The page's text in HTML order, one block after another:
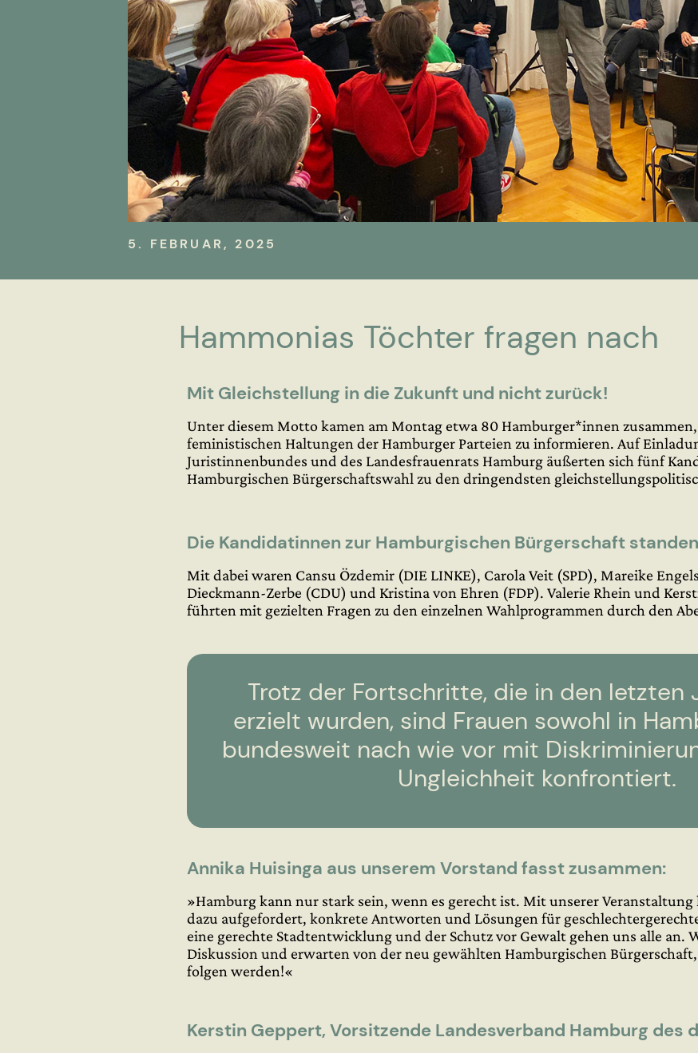
5. FEBRUAR, 2025
Hammonias Töchter fragen nach
Mit Gleichstellung in die Zukunft und nicht zurück!
Unter diesem Motto kamen am Montag etwa 80 Hamburger*innen
feministischen Haltungen der Hamburger Parteien zu informieren. Auf
Juristinnenbundes und des Landesfrauenrats Hamburg äußerten sich fünf
Hamburgischen Bürgerschaftswahl zu den dringendsten
Die Kandidatinnen zur Hamburgischen Bürgerschaft
Mit dabei waren Cansu Özdemir (DIE LINKE), Carola Veit (SPD), Mareike
Dieckmann-Zerbe (CDU) und Kristina von Ehren (FDP). Valerie Rhein und
führten mit gezielten Fragen zu den einzelnen Wahlprogrammen durch den
Trotz der Fortschritte, die in den letzten
erzielt wurden, sind Frauen sowohl in
bundesweit nach wie vor mit
Ungleichheit konfrontiert.
Annika Huisinga aus unserem Vorstand fasst zusammen:
»Hamburg kann nur stark sein, wenn es gerecht ist. Mit unserer
dazu aufgefordert, konkrete Antworten und Lösungen für
eine gerechte Stadtentwicklung und der Schutz vor Gewalt gehen uns alle an.
Diskussion und erwarten von der neu gewählten Hamburgischen
folgen werden!«
Kerstin Geppert, Vorsitzende Landesverband Hamburg des